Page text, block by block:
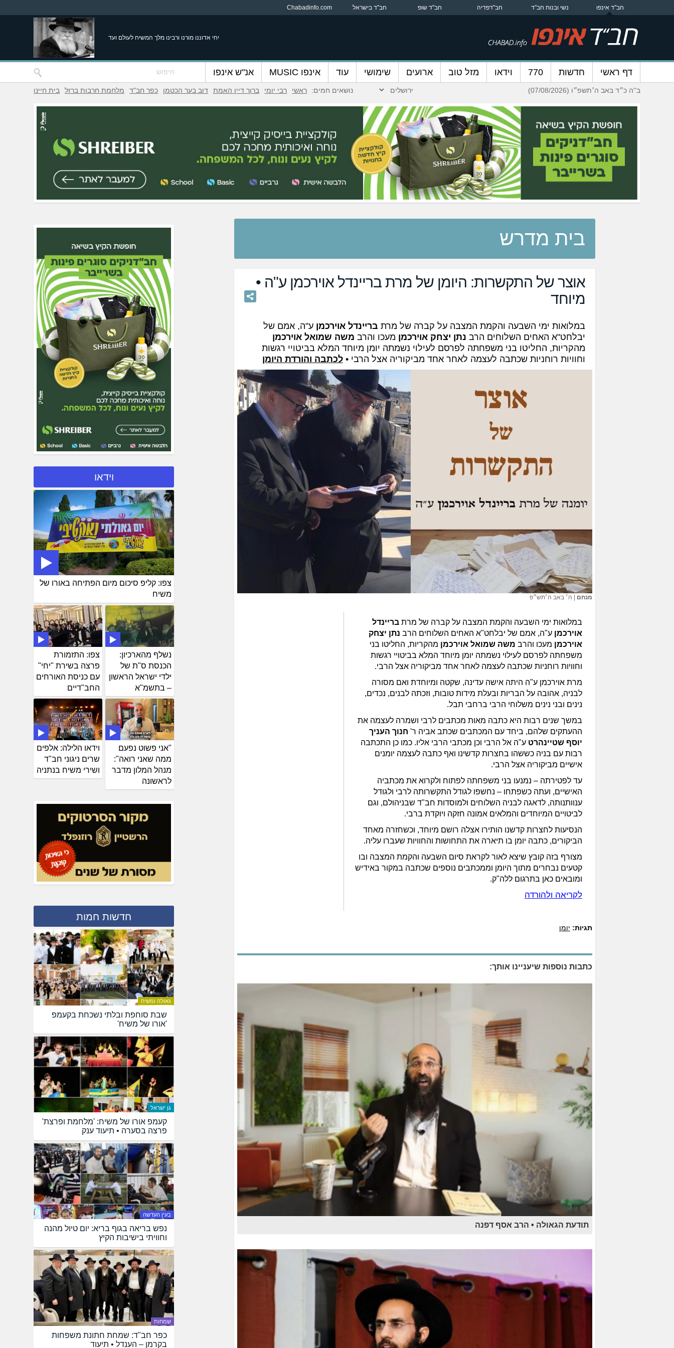
חב"ד אינפו נשי ובנות חב"ד חב"דפדיה חב"ד שופ חב"ד בישראל Chabadinfo.com
יחי אדוננו מורנו ורבינו מלך המשיח לעולם ועד
דף ראשי חדשות 770 וידאו מזל טוב ארועים שימושי עוד אינפו MUSIC אנ"ש אינפו
ב''ה כ״ד באב ה׳תשפ״ו (07/08/2026) נושאים חמים: ראשי רבי יומי ברוך דיין האמת דוב בער הכטמן כפר חב"ד מלחמת חרבות ברזל בית חיינו
בית מדרש
אוצר של התקשרות: היומן של מרת בריינדל אוירכמן ע"ה •
מיוחד
במלואות ימי השבעה והקמת המצבה על קברה של מרת בריינדל אוירכמן ע"ה, אמם של
יבלחט"א האחים השלוחים הרב נתן יצחק אוירכמן מעכו והרב משה שמואל אוירכמן
מהקריות, החליטו בני משפחתה לפרסם לעילוי נשמתה יומן מיוחד המלא בביטויי רגשות
וחוויות רוחניות שכתבה לעצמה לאחר אחד מביקוריה אצל הרבי •לכתבה והורדת היומן
מנחם ה׳ באב ה׳תש״פ
במלואות ימי השבעה והקמת המצבה על קברה של מרתבריינדל
אוירכמן ע"ה, אמם של יבלחט"א האחים השלוחים הרב נתן יצחק
אוירכמן מעכו והרב משה שמואל אוירכמן מהקריות, החליטו בני
משפחתה לפרסם לעילוי נשמתה יומן מיוחד המלא בביטויי רגשות
וחוויות רוחניות שכתבה לעצמה לאחר אחד מביקוריה אצל הרבי.
מרת אוירכמן ע"ה היתה אישה עדינה, שקטה ומיוחדת ואם מסורה
לבניה, אהובה על הבריות ובעלת מידות טובות, וזכתה לבנים, נכדים,
נינים ובני נינים משלוחי הרבי ברחבי תבל.
במשך שנים רבות היא כתבה מאות מכתבים לרבי ושמרה לעצמה את
ההעתקים שלהם, ביחד עם המכתבים שכתב אביה ר' חנוך העניך
יוסף שטיינהרט ע"ה אל הרבי וכן מכתבי הרבי אליו. כמו כן התכתבה
רבות עם בניה כששהו בחצרות קדשינו ואף כתבה לעצמה יומנים
אישיים מביקוריה אצל הרבי.
עד לפטירתה – נמנעו בני משפחתה לפתוח ולקרוא את מכתביה
האישיים, ועתה כשפתחו – נחשפו לגודל התקשרותה לרבי ולגודל
ענוותנותה, לדאגה לבניה השלוחים ולמוסדות חב"ד שבניהולם, וגם
לביטויים המיוחדים והמלאים אמונה חזקה ויוקדת ברבי.
הנסיעות לחצרות קדשנו הותירו אצלה רושם מיוחד, וכשחזרה מאחד
הביקורים, כתבה יומן בו תיארה את התחושות והחוויות שעברו עליה.
מצורף בזה קובץ שיצא לאור לקראת סיום השבעה והקמת המצבה ובו
קטעים נבחרים מתוך היומן וממכתבים נוספים שכתבה במקור באידיש
ומובאים כאן בתרגום ללה"ק.
לקריאה ולהורדה
תגיות: יומן
כתבות נוספות שיעניינו אותך:
תודעת הגאולה • הרב אסף דפנה
וידאו
צפו: קליפ סיכום מיום הפתיחה באורו של
משיח
צפו: התזמורת
פרצה בשירת "יחי"
עם כניסת האורחים
החב"דיים
נשלף מהארכיון:
הכנסת ס"ת של
ילדי ישראל הראשון
– בתשמ"א
וידאו הלילה: אלפים
שרים ניגוני חב"ד
ושירי משיח בנתניה
"אני פשוט נפעם
ממה שאני רואה":
מנהל המלון מדבר
לראשונה
חדשות חמות
גאולה ומשיח
שבת סוחפת ובלתי נשכחת בקעמפ
'אורו של משיח'
גן ישראל
קעמפ אורו של משיח: 'מלחמת ופרצת'
פרצה בסערה • תיעוד ענק
בעין העדשה
נפש בריאה בגוף בריא: יום טיול מהנה
וחוויתי בישיבות הקיץ
שמחות
כפר חב"ד: שמחת חתונת משפחות
בקרמן – הענדל • תיעוד